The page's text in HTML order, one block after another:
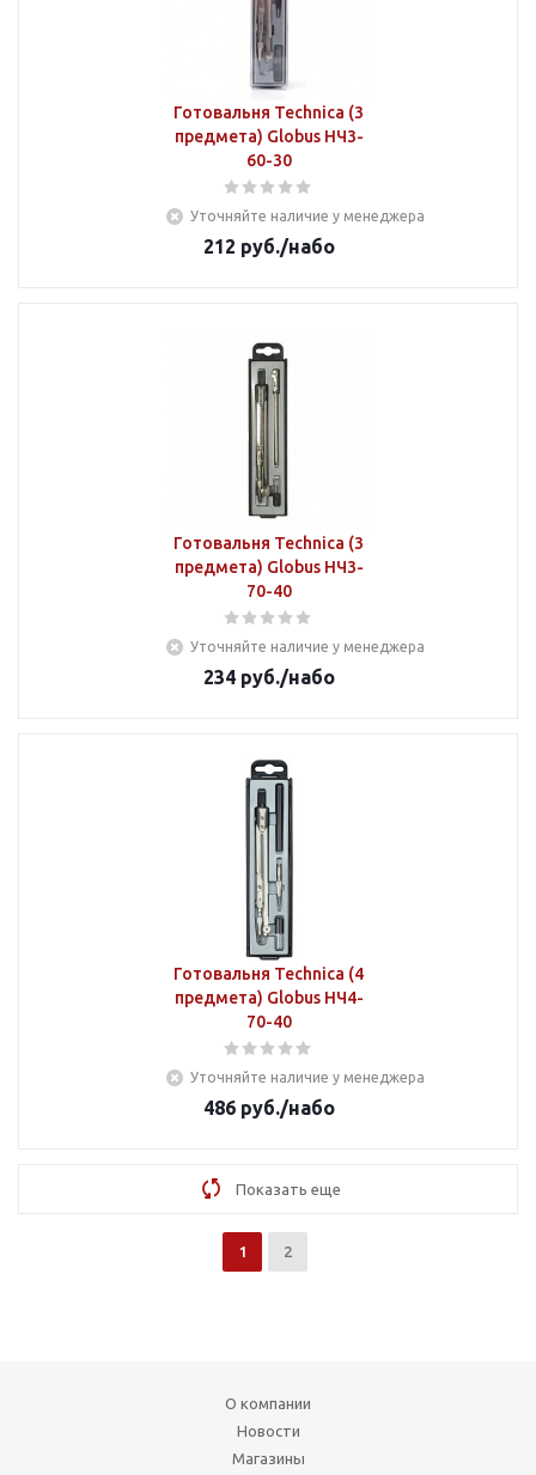
Готовальня Technica (3
предмета) Globus НЧ3-
60-30
Уточняйте наличие у менеджера
212 руб./набо
Готовальня Technica (3
предмета) Globus НЧ3-
70-40
Уточняйте наличие у менеджера
234руб./набо
Готовальня Technica (4
предмета) Globus НЧ4-
70-40
Уточняйте наличие у менеджера
486руб./набо
Показать еще
1 2
О компании
Новости
Магазины